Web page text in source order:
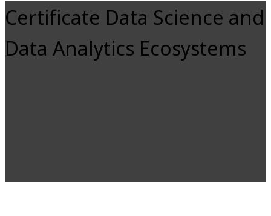
Certificate Data Science and
Data Analytics Ecosystems